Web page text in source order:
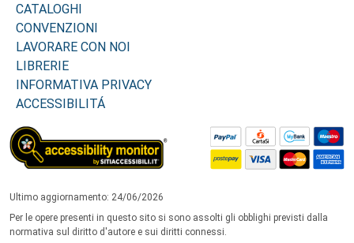
CATALOGHI
CONVENZIONI
LAVORARE CON NOI
LIBRERIE
INFORMATIVA PRIVACY
ACCESSIBILITÁ
Ultimo aggiornamento: 24/06/2026
Per le opere presenti in questo sito si sono assolti gli obblighi previsti dalla
normativa sul diritto d'autore e sui diritti connessi.